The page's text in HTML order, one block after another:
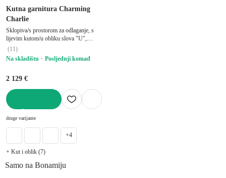
Kutna garnitura Charming
Charlie
Sklopiva/s prostorom za odlaganje, s
lijevim kutom/u obliku slova "U",
tirkizna, ostali, širina 302 cm, dubina 200
cm, dubina sjedala 58 cm
(11)
Na skladištu
Posljednji komad
2 129 €
druge varijante
+4
+ Kut i oblik (7)
Samo na Bonamiju